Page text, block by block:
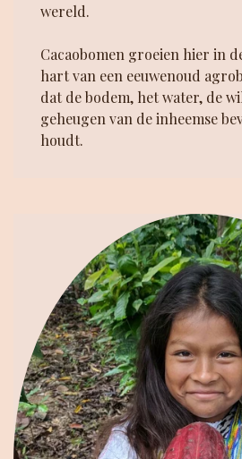
wereld.
Cacaobomen groeien hier in
hart van een eeuwenoud
dat de bodem, het water, de
geheugen van de inheemse
houdt.